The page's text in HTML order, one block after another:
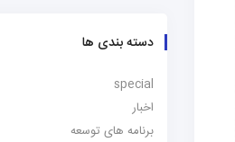
دسته بندی ها
special
اخبار
برنامه های توسعه